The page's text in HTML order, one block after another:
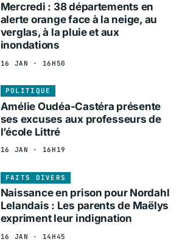
Mercredi : 38 départements en
alerte orange face à la neige, au
verglas, à la pluie et aux
inondations
16 JAN · 16H50
POLITIQUE
Amélie Oudéa-Castéra présente
ses excuses aux professeurs de
l’école Littré
16 JAN · 16H19
FAITS DIVERS
Naissance en prison pour Nordahl
Lelandais : Les parents de Maëlys
expriment leur indignation
16 JAN · 14H45